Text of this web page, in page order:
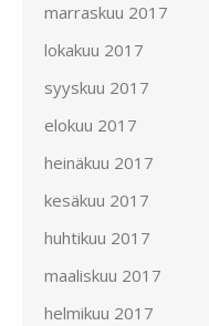
marraskuu 2017
lokakuu 2017
syyskuu 2017
elokuu 2017
heinäkuu 2017
kesäkuu 2017
huhtikuu 2017
maaliskuu 2017
helmikuu 2017